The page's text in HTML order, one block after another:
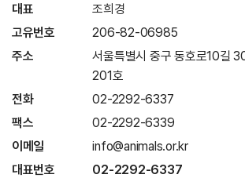
대표
조희경
고유번호
206-82-06985
주소
서울특별시 중구 동호로10길
201호
전화
02-2292-6337
팩스
02-2292-6339
이메일
info@animals.or.kr
대표번호
02-2292-6337